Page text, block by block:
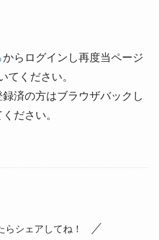
からログインし再度当ページ
てください。
録済の方はブラウザバックし
ください。
らシェアしてね！